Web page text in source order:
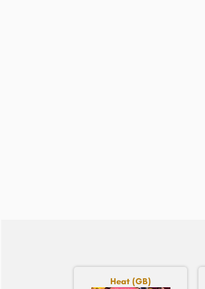
Heat (GB)